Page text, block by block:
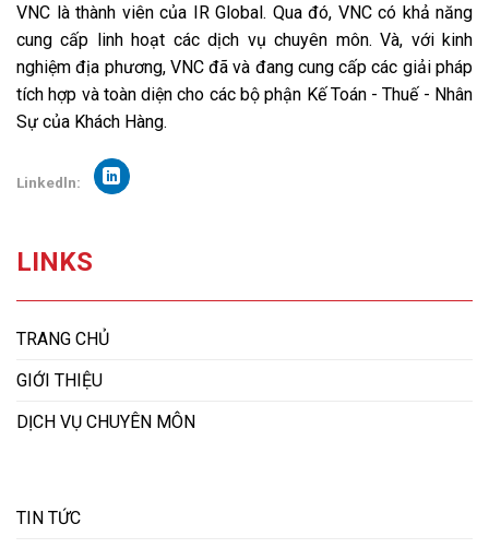
VNC là thành viên của IR Global. Qua đó, VNC có khả năng
cung cấp linh hoạt các dịch vụ chuyên môn. Và, với kinh
nghiệm địa phương, VNC đã và đang cung cấp các giải pháp
tích hợp và toàn diện cho các bộ phận Kế Toán - Thuế - Nhân
Sự của Khách Hàng.
Linkedln:
LINKS
TRANG CHỦ
GIỚI THIỆU
DỊCH VỤ CHUYÊN MÔN
TIN TỨC